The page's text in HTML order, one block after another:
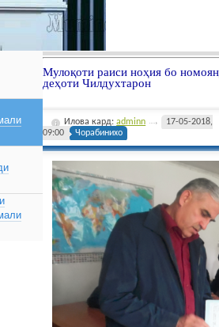
Мулоқоти раиси ноҳия бо
деҳоти Чилдухтарон
Илова кард:adminn
17-05-2018,
09:00
Чорабинихо